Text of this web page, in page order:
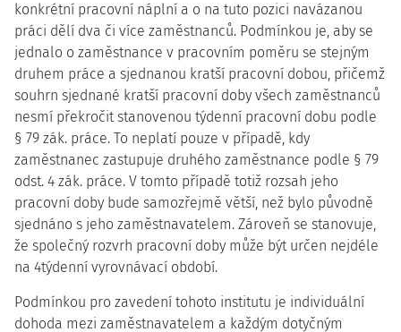
konkrétní pracovní náplní a o na tuto pozici navázanou
práci dělí dva či více zaměstnanců. Podmínkou je, aby se
jednalo o zaměstnance v pracovním poměru se stejným
druhem práce a sjednanou kratší pracovní dobou, přičemž
souhrn sjednané kratší pracovní doby všech zaměstnanců
nesmí překročit stanovenou týdenní pracovní dobu podle
§ 79 zák. práce. To neplatí pouze v případě, kdy
zaměstnanec zastupuje druhého zaměstnance podle § 79
odst. 4 zák. práce. V tomto případě totiž rozsah jeho
pracovní doby bude samozřejmě větší, než bylo původně
sjednáno s jeho zaměstnavatelem. Zároveň se stanovuje,
že společný rozvrh pracovní doby může být určen nejdéle
na 4týdenní vyrovnávací období.
Podmínkou pro zavedení tohoto institutu je individuální
dohoda mezi zaměstnavatelem a každým dotyčným